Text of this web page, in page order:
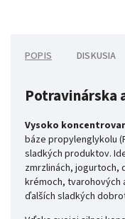
POPIS DISKUSIA
Potravinárska
Vysoko
báze propylenglykolu
sladkých produktov.
zmrzlinách, jogurtoch,
krémoch, tvarohových
ďalších sladkých